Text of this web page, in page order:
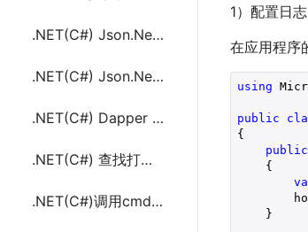
.NET(C#) Json.Net(newtonsoft)操作处理(解析)JSON数据(LINQ to JSON)
.NET(C#) Json.Net(newtonsoft)使用LINQ查询JSON数据
.NET(C#) Dapper Oracle(ODP.NET)或SQL Server 执行多条查询(select)语句的方法代码
.NET(C#) 查找打印机指定打印机名称打印代码(PrintDocument)
.NET(C#)调用cmd.exe(dos命令)两种方法(Process,Cli)
1）配置日志
在应用程序
using
public
{
public
{
    }